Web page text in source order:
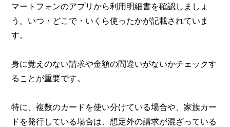
マートフォンのアプリから利用明細書を確認しましょ
う。いつ・どこで・いくら使ったかが記載されていま
す。
身に覚えのない請求や金額の間違いがないかチェックす
ることが重要です。
特に、複数のカードを使い分けている場合や、家族カー
ドを発行している場合は、想定外の請求が混ざっている